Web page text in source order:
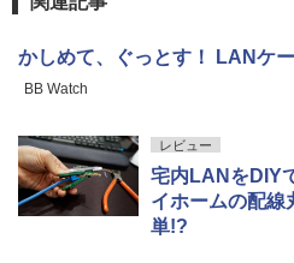
かしめて、ぐっとす！ LANケ
BB Watch
レビュー
宅内LANをDIY
イホームの配線
単!?